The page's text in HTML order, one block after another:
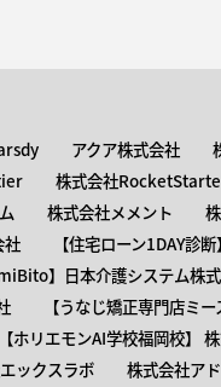
アクア株式会社
株式会社
株式会社メメント
社
【住宅ローン1DAY診
】日本介護システム株
【​うなじ矯正専門店ミ
【ホリエモンAI学校福岡校】
ックスラボ 株式会社ア